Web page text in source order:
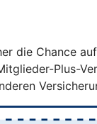
die Chance
Plus-